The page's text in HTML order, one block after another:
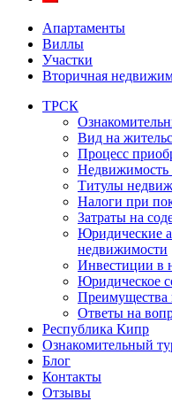
Апартаменты
Виллы
Участки
Вторичная
ТРСК
Вид на
Процесс
Недвижимость
Титулы
Налоги при
Затраты на
Юридические
недвижимости
Инвестиции в
Юридическое
Преимущества
Ответы на
Республика Кипр
Ознакомительный
Блог
Контакты
Отзывы